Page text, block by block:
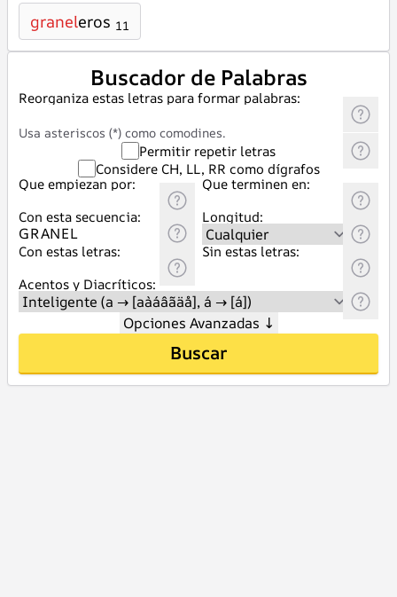
graneleros 11
Buscador de Palabras
Reorganiza estas letras para formar palabras:
Usa asteriscos (*) como comodines.
Permitir repetir letras
Considere CH, LL, RR como dígrafos
Que empiezan por:
Que terminen en:
Con esta secuencia:
Longitud:
Con estas letras:
Sin estas letras:
Acentos y Diacríticos:
Opciones Avanzadas ↓
Buscar